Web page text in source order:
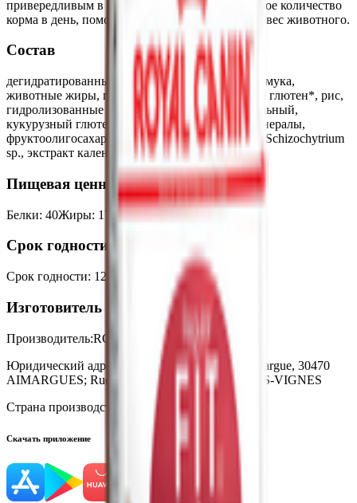
привередливым в еде или съедающим небольшое количество
корма в день, помогая поддерживать здоровый вес животного.
Состав
дегидратированные белки (птица), кукурузная мука,
животные жиры, пшеничная мука, пшеничный глютен*, рис,
гидролизованные животные белки, жом свекольный,
кукурузный глютен, дрожжевые продукты, минералы,
фруктоолигосахариды, масло водорослей вида Schizochytrium
sp., экстракт календулы.
Пищевая ценность на 100г
Белки: 40Жиры: 17 Углеводы:0Калории
Срок годности
Срок годности: 12 месяцев
Изготовитель
Производитель:ROYAL CANIN SAS
Юридический адрес:
650 avenue de la Petite Camargue, 30470
AIMARGUES; Rue Basse 59258 LES RUES-DES-VIGNES
Страна производства:
Франция
Скачать приложение